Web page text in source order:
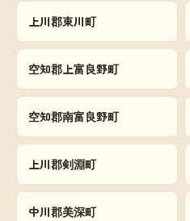
上川郡東川町
空知郡上富良野町
空知郡南富良野町
上川郡剣淵町
中川郡美深町